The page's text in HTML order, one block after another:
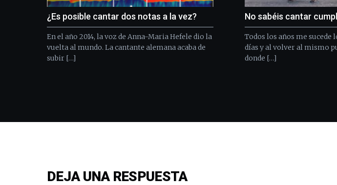
¿Es posible cantar dos notas a la vez?
En el año 2014, la voz de Anna-Maria Hefele dio la
vuelta al mundo. La cantante alemana acaba de
subir […]
No sabéis cantar
Todos los años me sucede
días y al volver al mismo
donde […]
DEJA UNA RESPUESTA